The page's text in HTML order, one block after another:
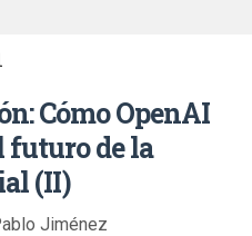
Cómo OpenAI
futuro de la
(II)
Jiménez